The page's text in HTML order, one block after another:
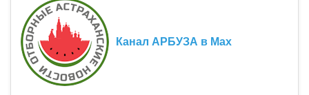
Канал АРБУЗА в Max